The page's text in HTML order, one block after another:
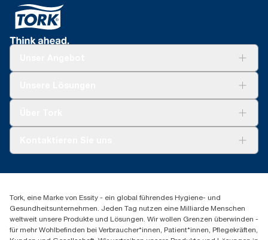
Spenderreklamation
+41 (0)848/810152
Essity Switzerland AG
Parkstraße 1b
6214 Schenkon
Mo-Do 8:00-16:30 | Fr 8:00-15:00
Tork, eine Marke von Essity - ein global führendes Hygiene- und
Gesundheitsunternehmen. Jeden Tag nutzen eine Milliarde Menschen
weltweit unsere Produkte und Lösungen. Wir wollen Grenzen überwinden -
für mehr Wohlbefinden bei Verbraucher*innen, Patient*innen, Pflegekräften,